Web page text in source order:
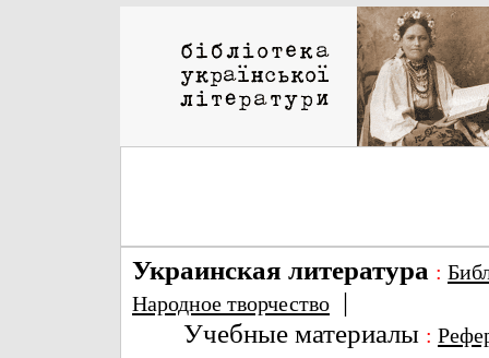
Украинская литература :
Народное творчество |
Учебные материалы :